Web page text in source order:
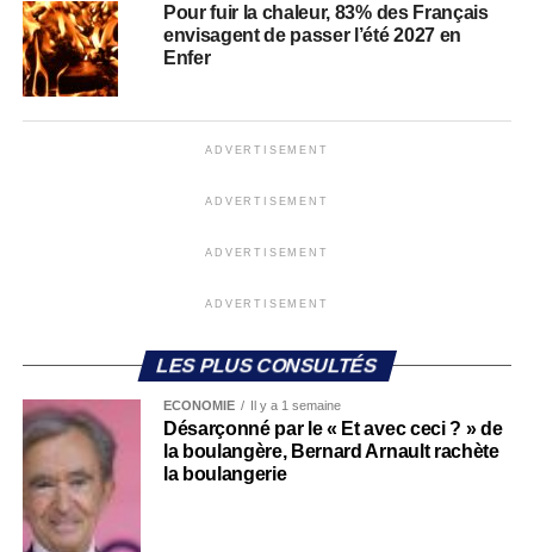
Pour fuir la chaleur, 83% des Français
envisagent de passer l’été 2027 en
Enfer
ADVERTISEMENT
ADVERTISEMENT
ADVERTISEMENT
ADVERTISEMENT
LES PLUS CONSULTÉS
ECONOMIE Il y a 1 semaine
Désarçonné par le « Et avec ceci ? » de
la boulangère, Bernard Arnault rachète
la boulangerie